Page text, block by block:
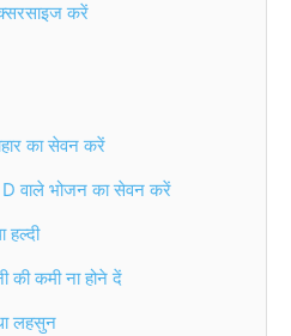
करें
का सेवन करें
D वाले भोजन का सेवन करें
हल्दी
की कमी ना होने दें
लहसुन